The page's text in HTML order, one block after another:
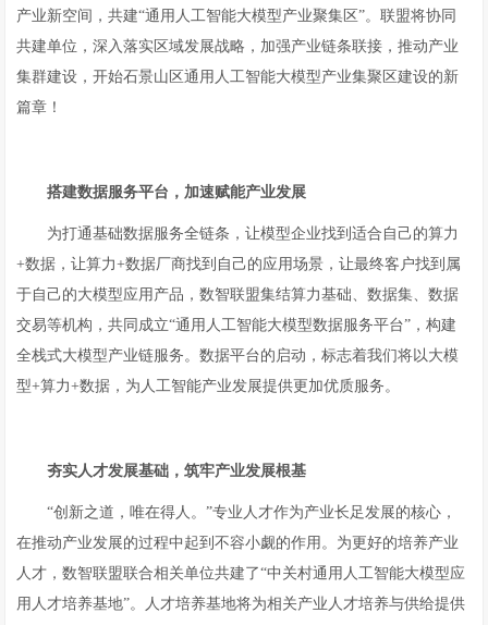
产业新空间，共建“通用人工智能大模型产业聚集区”。联盟将协同
共建单位，深入落实区域发展战略，加强产业链条联接，推动产业
集群建设，开始石景山区通用人工智能大模型产业集聚区建设的新
篇章！
搭建数据服务平台，加速赋能产业发展
为打通基础数据服务全链条，让模型企业找到适合自己的算力
+数据，让算力+数据厂商找到自己的应用场景，让最终客户找到属
于自己的大模型应用产品，数智联盟集结算力基础、数据集、数据
交易等机构，共同成立“通用人工智能大模型数据服务平台”，构建
全栈式大模型产业链服务。数据平台的启动，标志着我们将以大模
型+算力+数据，为人工智能产业发展提供更加优质服务。
夯实人才发展基础，筑牢产业发展根基
“创新之道，唯在得人。”专业人才作为产业长足发展的核心，
在推动产业发展的过程中起到不容小觑的作用。为更好的培养产业
人才，数智联盟联合相关单位共建了“中关村通用人工智能大模型应
用人才培养基地”。人才培养基地将为相关产业人才培养与供给提供